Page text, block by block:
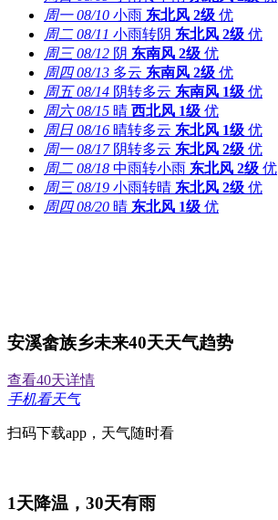
周一 08/10 小雨 东北风 2级 优
周二 08/11 小雨转阴 东北风 2级 优
周三 08/12 阴 东南风 2级 优
周四 08/13 多云 东南风 2级 优
周五 08/14 阴转多云 东南风 1级 优
周六 08/15 晴 西北风 1级 优
周日 08/16 晴转多云 东北风 1级 优
周一 08/17 阴转多云 东北风 2级 优
周二 08/18 中雨转小雨 东北风 2级 优
周三 08/19 小雨转晴 东北风 2级 优
周四 08/20 晴 东北风 1级 优
安溪畲族乡未来40天天气趋势
查看40天详情
手机看天气
扫码下载app，天气随时看
1天降温， 30天有雨